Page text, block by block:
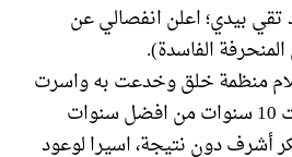
بيدي؛ اعلن انفصالي عن
الفاسدة).
اعلام منظمة خلق وخدعت به واسرت
نفسي لهذه الزمرة، قضيت 10 سنوات من افضل سنوات
أشرف دون نتيجة، اسيرا لوعود